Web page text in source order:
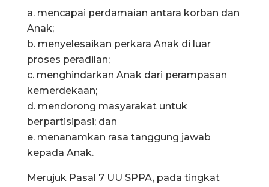
a. mencapai perdamaian antara korban dan
Anak;
b. menyelesaikan perkara Anak di luar
proses peradilan;
c. menghindarkan Anak dari perampasan
kemerdekaan;
d. mendorong masyarakat untuk
berpartisipasi; dan
e. menanamkan rasa tanggung jawab
kepada Anak.
Merujuk Pasal 7 UU SPPA, pada tingkat